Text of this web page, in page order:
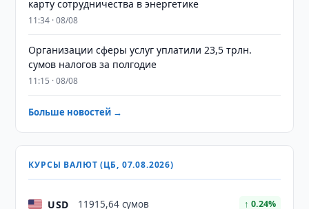
карту сотрудничества в энергетике
11:34 · 08/08
Организации сферы услуг уплатили 23,5 трлн.
сумов налогов за полгодие
11:15 · 08/08
Больше новостей →
КУРСЫ ВАЛЮТ (ЦБ, 07.08.2026)
USD 11915,64 сумов ↑ 0.24%